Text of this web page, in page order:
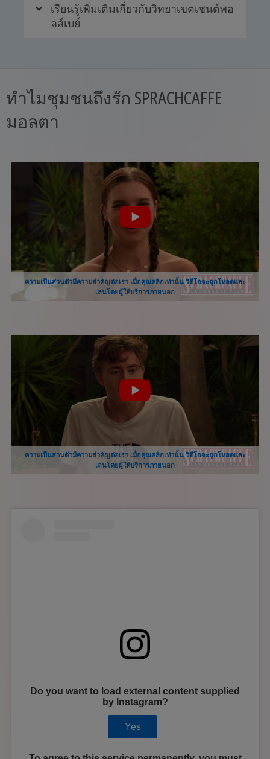
เรียนรู้เพิ่มเติมเกี่ยวกับวิทยาเขตเซนต์พอ
ลส์เบย์
ทำไมชุมชนถึงรัก SPRACHCAFFE
มอลตา
ความเป็นส่วนตัวมีความสำคัญต่อเรา เมื่อคุณคลิกเท่านั้น วิดีโอจะถูกโหลดและ
เล่นโดยผู้ให้บริการภายนอก
ความเป็นส่วนตัวมีความสำคัญต่อเรา เมื่อคุณคลิกเท่านั้น วิดีโอจะถูกโหลดและ
เล่นโดยผู้ให้บริการภายนอก
Do you want to load external content supplied
by Instagram?
Yes